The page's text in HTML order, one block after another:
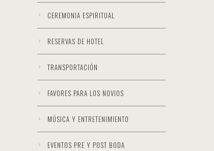
CEREMONIA ESPIRITUAL
RESERVAS DE HOTEL
TRANSPORTACIÓN
FAVORES PARA LOS NOVIOS
MÚSICA Y ENTRETENIMIENTO
EVENTOS PRE Y POST BODA